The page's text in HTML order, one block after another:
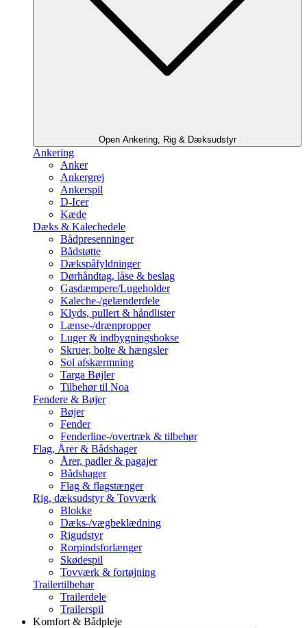
Open Ankering, Rig & Dæksudstyr
Ankering
Anker
Ankergrej
Ankerspil
D-Icer
Kæde
Dæks & Kalechedele
Bådpresenninger
Bådstøtte
Dækspåfyldninger
Dørhåndtag, låse & beslag
Gasdæmpere/Lugeholder
Kaleche-/gelænderdele
Klyds, pullert & håndlister
Lænse-/drænpropper
Luger & indbygningsbokse
Skruer, bolte & hængsler
Sol afskærmning
Targa Bøjler
Tilbehør til Noa
Fendere & Bøjer
Bøjer
Fender
Fenderline-/overtræk & tilbehør
Flag, Årer & Bådshager
Årer, padler & pagajer
Bådshager
Flag & flagstænger
Rig, dæksudstyr & Tovværk
Blokke
Dæks-/vægbeklædning
Rigudstyr
Rorpindsforlænger
Skødespil
Tovværk & fortøjning
Trailertilbehør
Trailerdele
Trailerspil
Komfort & Bådpleje